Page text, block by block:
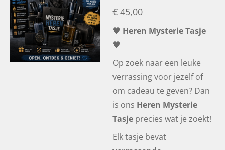
€ 45,00
🖤 Heren Mysterie Tasje
🖤
Op zoek naar een leuke
verrassing voor jezelf of
om cadeau te geven? Dan
is ons Heren Mysterie
Tasje precies wat je zoekt!
Elk tasje bevat